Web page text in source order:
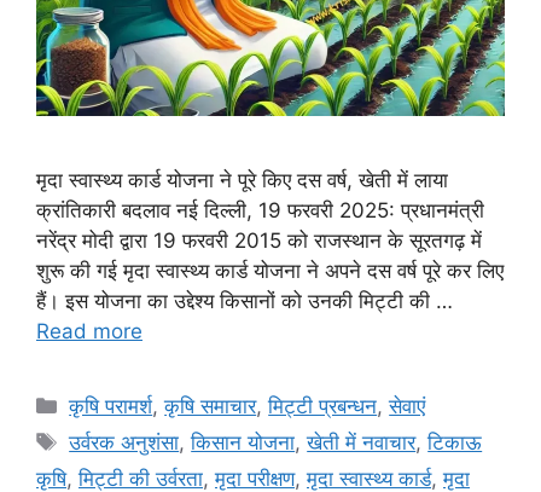
मृदा स्वास्थ्य कार्ड योजना ने पूरे किए दस वर्ष, खेती में लाया
क्रांतिकारी बदलाव नई दिल्ली, 19 फरवरी 2025: प्रधानमंत्री
नरेंद्र मोदी द्वारा 19 फरवरी 2015 को राजस्थान के सूरतगढ़ में
शुरू की गई मृदा स्वास्थ्य कार्ड योजना ने अपने दस वर्ष पूरे कर लिए
हैं। इस योजना का उद्देश्य किसानों को उनकी मिट्टी की …
Read more
कृषि परामर्श,कृषि समाचार,मि‌ट्टी प्रबन्धन,सेवाएं
उर्वरक अनुशंसा,किसान योजना,खेती में नवाचार,टिकाऊ
कृषि,मिट्टी की उर्वरता,मृदा परीक्षण,मृदा स्वास्थ्य कार्ड,मृदा